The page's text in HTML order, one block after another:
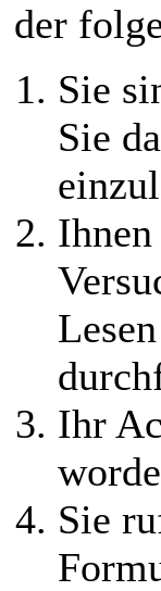
der
Sie
Sie
Ihr
Sie